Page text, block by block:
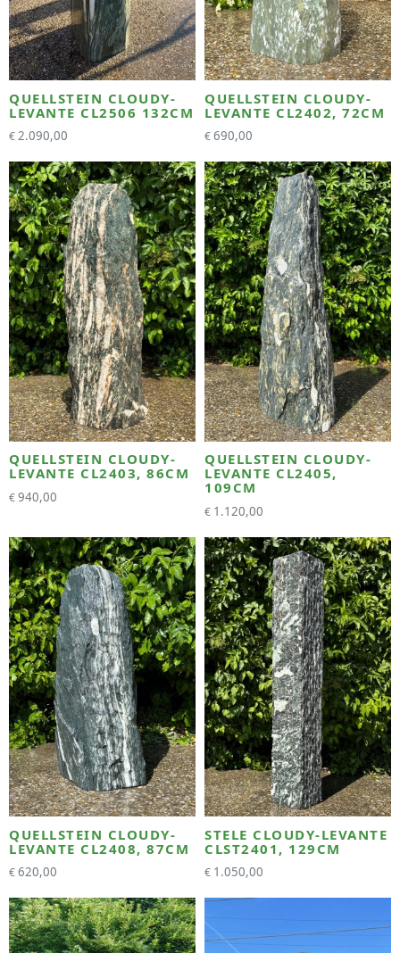
QUELLSTEIN CLOUDY-
LEVANTE CL2506 132CM
€2.090,00
QUELLSTEIN CLOUDY-
LEVANTE CL2402, 72CM
€690,00
QUELLSTEIN CLOUDY-
LEVANTE CL2403, 86CM
€940,00
QUELLSTEIN CLOUDY-
LEVANTE CL2405,
109CM
€ 1.120,00
QUELLSTEIN CLOUDY-
LEVANTE CL2408, 87CM
€620,00
STELE CLOUDY-LEVANTE
CLST2401, 129CM
€ 1.050,00